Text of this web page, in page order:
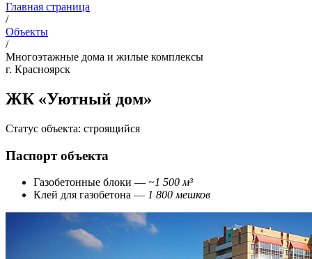
Главная страница
/
Объекты
/
Многоэтажные дома и жилые комплексы
г. Красноярск
ЖК «Уютный дом»
Статус объекта: строящийся
Паспорт объекта
Газобетонные блоки — ~1 500 м³
Клей для газобетона — 1 800 мешков